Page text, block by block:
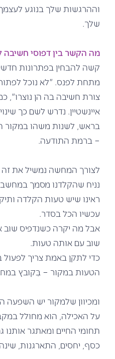
וההרגשות שלך בנוגע
שלך.
מה הקשר בין דפוסי חשיבה
קשה להבחין בפתרונות
מתחת לפנס. "לא נוכל
צורת חשיבה בה הן נוצרו",
איינשטיין. נדרש לשם כך
בראש, לשנות משהו במקור
– ברמת התודעה.
לצורך המחשה נמשיל את
נניח שהקלדנו מסמך
ראינו שיש טעות הקלדה
עכשיו הכל בסדר.
אבל מה יקרה כשנדפיס
שוב עם אותה טעות.
כדי לתקן באמת צריך
הטעות במקור – בַּקובץ
ומכיוון שלמקור יש
על האכילה, הוא מחולל
תחומי החיים ומאתגר אותנו
כסף, יחסים, התארגנות,